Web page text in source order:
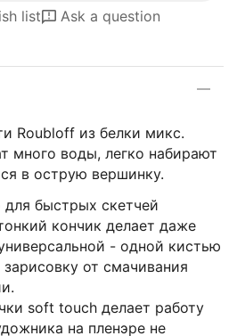
list Ask a question
Roubloff из белки микс.
много воды, легко набирают
в острую вершинку.
быстрых скетчей
кончик делает даже
- одной кистью
от смачивания
soft touch делает работу
на пленэре не